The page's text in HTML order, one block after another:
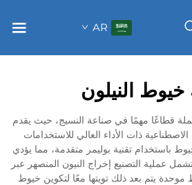
AR
النيلون
قطاعًا مهمًا في صناعة النسيج، حيث يقدم
ذات الأداء العالي للاستخدامات
باستخدام تقنية بوليمر متقدمة، مما يؤدي
تشمل عملية التصنيع إخراج النيون المنصهر عبر
يتم بعد ذلك تويتها معًا لتكوين خيوط